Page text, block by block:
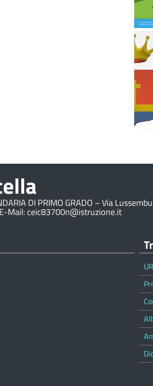
DI PRIMO GRADO – Via
Mail: ceic83700n@istruzione.it